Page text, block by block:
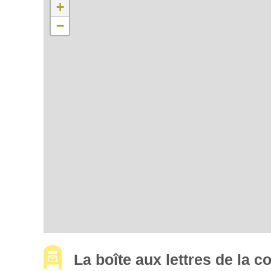
+
−
La boîte aux lettres de la